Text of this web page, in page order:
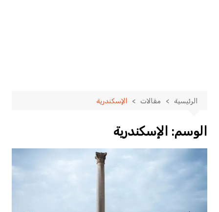
الرئيسية مقالات الإسكندرية
الوسم: الإسكندرية